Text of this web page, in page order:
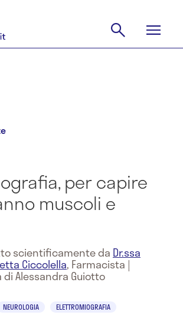
per capire
muscoli e
scientificamente da Dr.ssa
Ciccolella, Farmacista |
di Alessandra Guiotto
NEUROLOGIA ELETTROMIOGRAFIA